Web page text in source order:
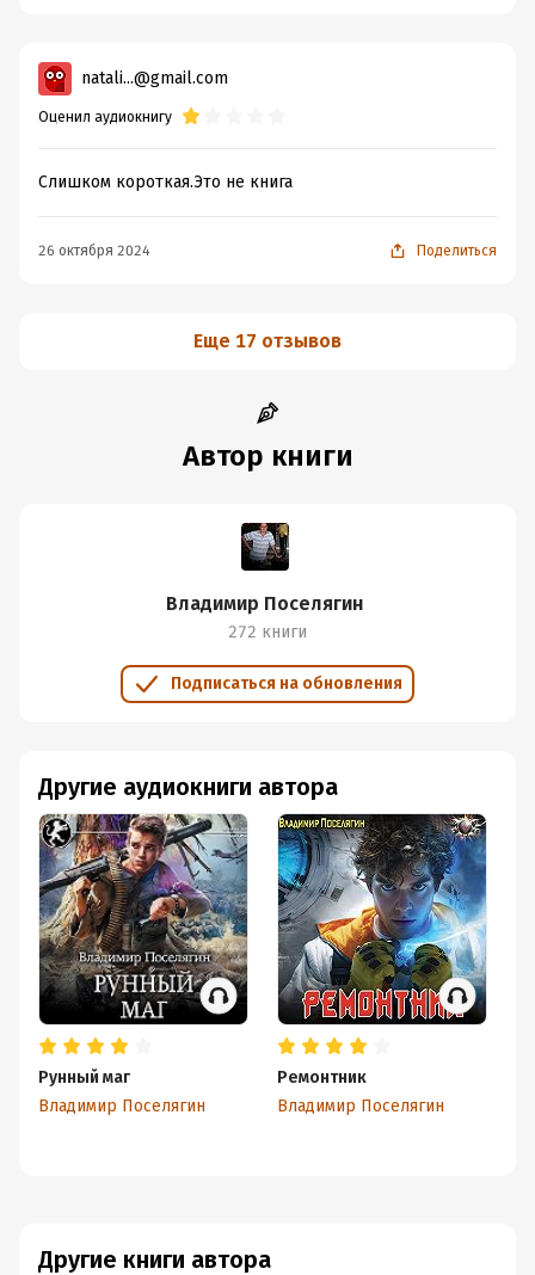
natali...@gmail.com
Оценил аудиокнигу
Слишком короткая.Это не книга
26 октября 2024 Поделиться
Еще 17 отзывов
Автор книги
Владимир Поселягин
272 книги
Подписаться на обновления
Другие книги автора
Другие аудиокниги автора
Рунный маг
Владимир Поселягин
Ремонтник
Владимир Поселягин